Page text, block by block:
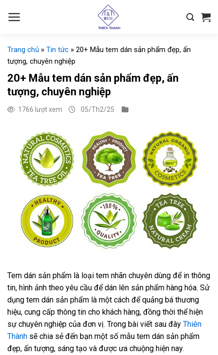
đến
Trang chủ » Tin tức » 20+ Mẫu tem dán sản phẩm đẹp, ấn
tượng, chuyên nghiệp
20+ Mẫu tem dán sản phẩm đẹp, ấn
tượng, chuyên nghiệp
1766 lượt xem 05/Th2/25
Tem dán sản phẩm là loại tem nhãn chuyên dùng để in thông
tin, hình ảnh theo yêu cầu để dán lên sản phẩm hàng hóa. Sử
dụng tem dán sản phẩm là một cách để quảng bá thương
hiệu, cung cấp thông tin cho khách hàng, đồng thời thể hiện
sự chuyên nghiệp của đơn vị. Trong bài viết sau đây Thiên
Thành sẽ chia sẻ đến bạn một số mẫu tem dán sản phẩm
đẹp, ấn tượng, sáng tạo và được ưa chuộng hiện nay.